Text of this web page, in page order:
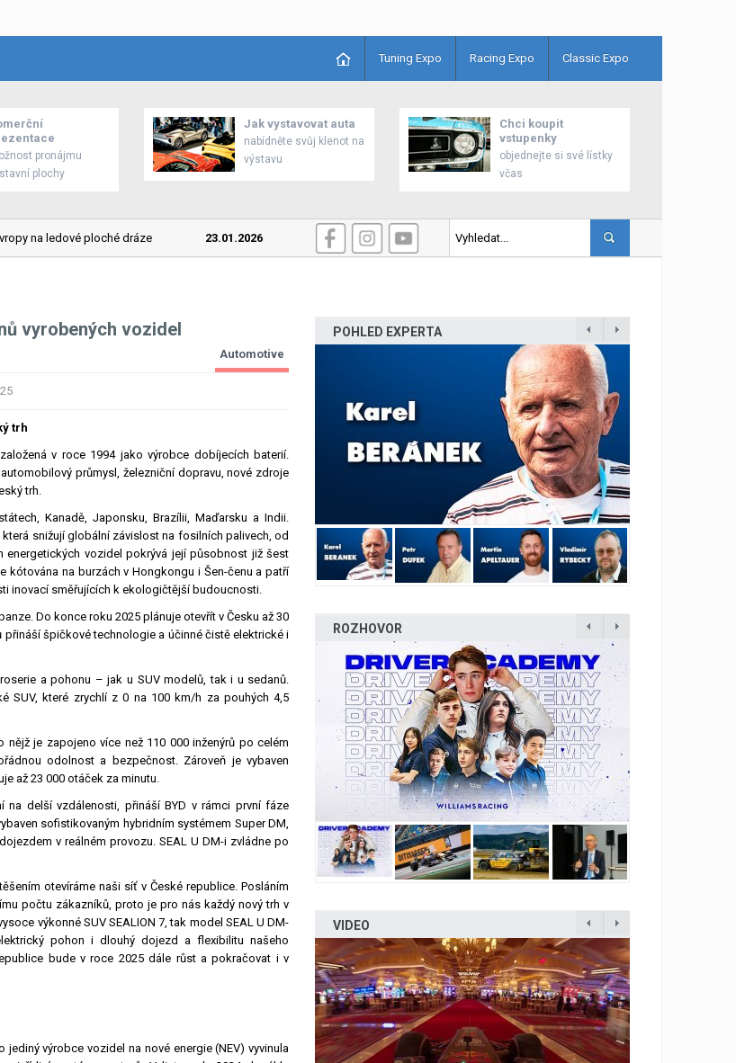
Tuning Expo Racing Expo Classic Expo
pronájmu
plochy
Jak vystavovat auta
nabídněte svůj klenot na
výstavu
Chci koupit
vstupenky
objednejte si své lístky
včas
na ledové ploché dráze 23.01.2026 Mitsubishi zahájilo prodej nového modelu Grandis
vyrobených vozidel
Automotive
trh
v roce 1994 jako výrobce dobíjecích baterií.
průmysl, železniční dopravu, nové zdroje
trh.
Kanadě, Japonsku, Brazílii, Maďarsku a Indii.
snižují globální závislost na fosilních palivech, od
energetických vozidel pokrývá její působnost již šest
kótována na burzách v Hongkongu i Šen-čenu a patří
inovací směřujících k ekologičtější budoucnosti.
Do konce roku 2025 plánuje otevřít v Česku až 30
špičkové technologie a účinné čistě elektrické i
a pohonu – jak u SUV modelů, tak i u sedanů.
SUV, které zrychlí z 0 na 100 km/h za pouhých 4,5
je zapojeno více než 110 000 inženýrů po celém
odolnost a bezpečnost. Zároveň je vybaven
až 23 000 otáček za minutu.
delší vzdálenosti, přináší BYD v rámci první fáze
sofistikovaným hybridním systémem Super DM,
v reálném provozu. SEAL U DM-i zvládne po
otevíráme naši síť v České republice. Posláním
počtu zákazníků, proto je pro nás každý nový trh v
výkonné SUV SEALION 7, tak model SEAL U DM-
pohon i dlouhý dojezd a flexibilitu našeho
bude v roce 2025 dále růst a pokračovat i v
výrobce vozidel na nové energie (NEV) vyvinula
POHLED EXPERTA
ROZHOVOR
VIDEO